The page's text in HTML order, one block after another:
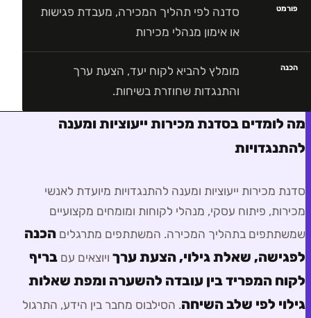
פורמט
סדנה לפי תהליך המכירה, מעבדת פגישות
או אימון מנהלי מכירות
הכנה
מומלץ להביא לקוח יעד, הצעת ערך
והתנגדות שחוזרת בשיחות.
מה לומדים בסדנת מכירות ייעוציות ומענה
להתנגדויות
סדנת מכירות ייעוציות ומענה להתנגדויות מיועדת לאנשי
מכירות, פיתוח עסקי, מנהלי לקוחות ומומחים מקצועיים
שמשתתפים בתהליך המכירה. המשתתפים מתרגלים הכנה
לפגישה, שאלת גילוי, הצעת ערך ויוצאים עם בריף
לקוח המפריד בין עובדה להשערה ומפת שאלות
גילוי לפי שלב השיחה. הסילבוס מחבר בין הידע, התרגול